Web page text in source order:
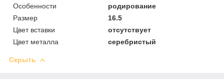
Особенности
родирование
Размер
16.5
Цвет вставки
отсутствует
Цвет металла
серебристый
Скрыть